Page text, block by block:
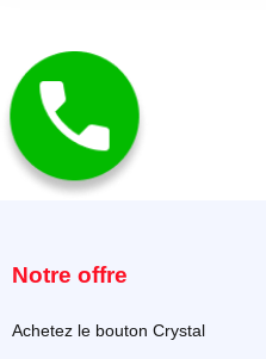
Notre offre
Achetez le bouton Crystal